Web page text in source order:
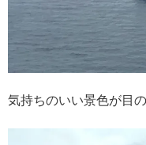
気持ちのいい景色が目